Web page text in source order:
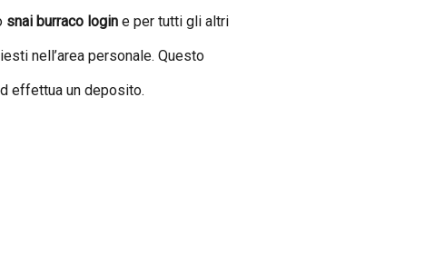
snai burraco login e per tutti gli altri
nell’area personale. Questo
effettua un deposito.